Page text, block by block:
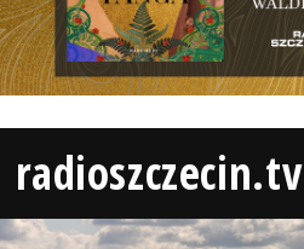
radioszczecin.tv